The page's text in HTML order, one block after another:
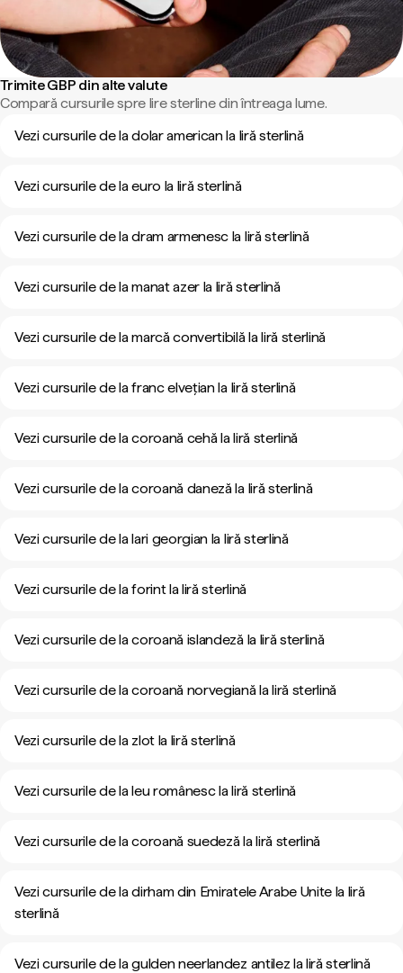
Trimite GBP din alte valute
Compară cursurile spre lire sterline din întreaga lume.
Vezi cursurile de la dolar american la liră sterlină
Vezi cursurile de la euro la liră sterlină
Vezi cursurile de la dram armenesc la liră sterlină
Vezi cursurile de la manat azer la liră sterlină
Vezi cursurile de la marcă convertibilă la liră sterlină
Vezi cursurile de la franc elvețian la liră sterlină
Vezi cursurile de la coroană cehă la liră sterlină
Vezi cursurile de la coroană daneză la liră sterlină
Vezi cursurile de la lari georgian la liră sterlină
Vezi cursurile de la forint la liră sterlină
Vezi cursurile de la coroană islandeză la liră sterlină
Vezi cursurile de la coroană norvegiană la liră sterlină
Vezi cursurile de la zlot la liră sterlină
Vezi cursurile de la leu românesc la liră sterlină
Vezi cursurile de la coroană suedeză la liră sterlină
Vezi cursurile de la dirham din Emiratele Arabe Unite la liră
sterlină
Vezi cursurile de la gulden neerlandez antilez la liră sterlină